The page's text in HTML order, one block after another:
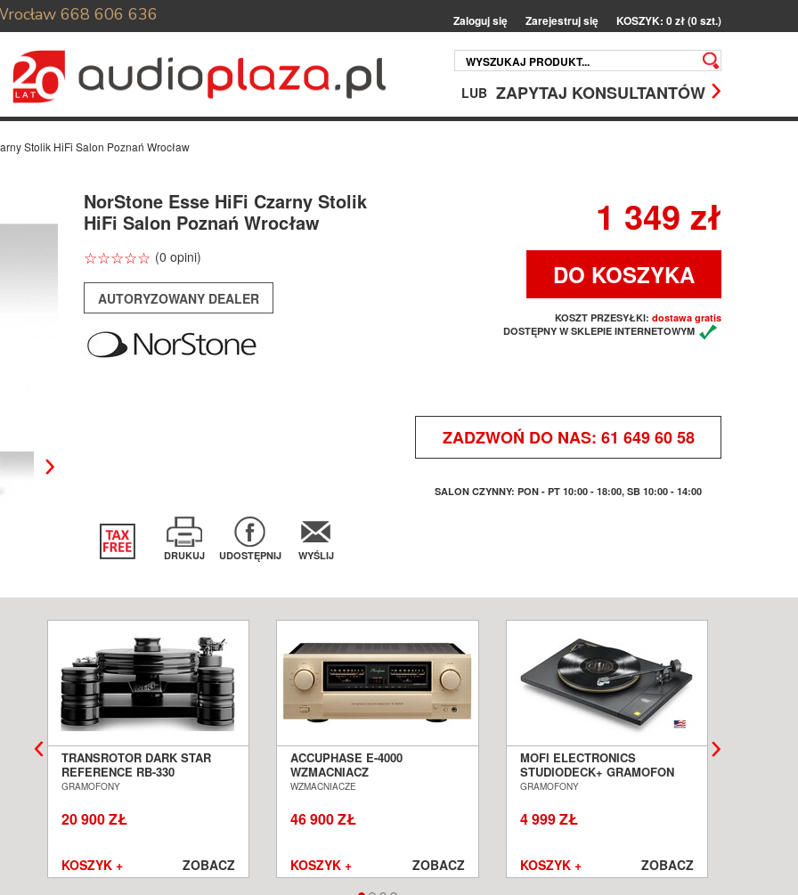
668 606 636 Zaloguj się Zarejestruj się KOSZYK: 0 zł (0 szt.)
LUB ZAPYTAJ KONSULTANTÓW
Stolik HiFi Salon Poznań Wrocław
NorStone Esse HiFi Czarny Stolik
HiFi Salon Poznań Wrocław
☆☆☆☆☆
★★★★★ (0 opini)
AUTORYZOWANY DEALER
1 349 zł
DO KOSZYKA
KOSZT PRZESYŁKI: dostawa gratis
DOSTĘPNY W SKLEPIE INTERNETOWYM
ZADZWOŃ DO NAS: 61 649 60 58
SALON CZYNNY: PON - PT 10:00 - 18:00, SB 10:00 - 14:00
DRUKUJ UDOSTĘPNIJ WYŚLIJ
TRANSROTOR DARK STAR
REFERENCE RB-330
GRAMOFON ANALOGOWY
GRAMOFONY
20 900 ZŁ
KOSZYK + ZOBACZ
ACCUPHASE E-4000
WZMACNIACZ
ZINTEGROWANY SALON
WZMACNIACZE
46 900 ZŁ
KOSZYK + ZOBACZ
MOFI ELECTRONICS
STUDIODECK+ GRAMOFON
SALON POZNAŃ WROCŁAW
GRAMOFONY
4 999 ZŁ
KOSZYK + ZOBACZ